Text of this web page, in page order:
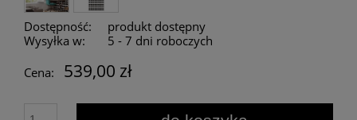
Dostępność:
produkt dostępny
Wysyłka w:
5 - 7 dni roboczych
Cena:
539,00 zł